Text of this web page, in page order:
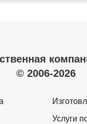
© 2006-2026
Услуги